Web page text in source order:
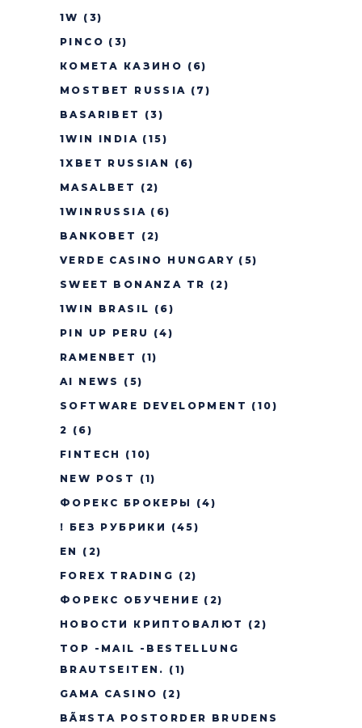
1W (3)
PINCO (3)
КОМЕТА КАЗИНО (6)
MOSTBET RUSSIA (7)
BASARIBET
(3)
1WIN INDIA (15)
1XBET RUSSIAN
(6)
MASALBET
(2)
1WINRUSSIA (6)
BANKOBET
(2)
VERDE CASINO HUNGARY (5)
SWEET BONANZA TR (2)
1WIN BRASIL (6)
PIN UP PERU
(4)
RAMENBET
(1)
AI NEWS
(5)
SOFTWARE DEVELOPMENT (10)
2 (6)
FINTECH
(10)
NEW POST
(1)
ФОРЕКС БРОКЕРЫ
(4)
! БЕЗ РУБРИКИ
(45)
EN
(2)
FOREX TRADING (2)
ФОРЕКС ОБУЧЕНИЕ (2)
НОВОСТИ КРИПТОВАЛЮТ
(2)
TOP -MAIL -BESTELLUNG
BRAUTSEITEN. (1)
GAMA CASINO (2)
BÃ¤STA POSTORDER BRUDENS